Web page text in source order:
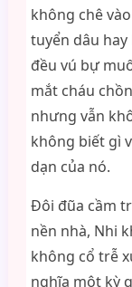
không chê
tuyển dâu
đều vú bự
mắt cháu
nhưng vẫn
không biết gì
dạn của nó.
Đôi đũa cầm
nền nhà, Nhi
không cổ trễ
nghĩa một kỳ